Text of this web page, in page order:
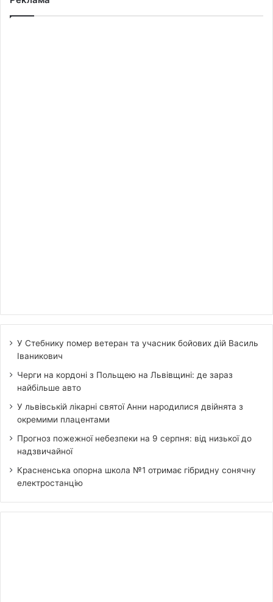
У Стебнику помер ветеран та учасник бойових дій Василь
Іваникович
Черги на кордоні з Польщею на Львівщині: де зараз
найбільше авто
У львівській лікарні святої Анни народилися двійнята з
окремими плацентами
Прогноз пожежної небезпеки на 9 серпня: від низької до
надзвичайної
Красненська опорна школа №1 отримає гібридну сонячну
електростанцію